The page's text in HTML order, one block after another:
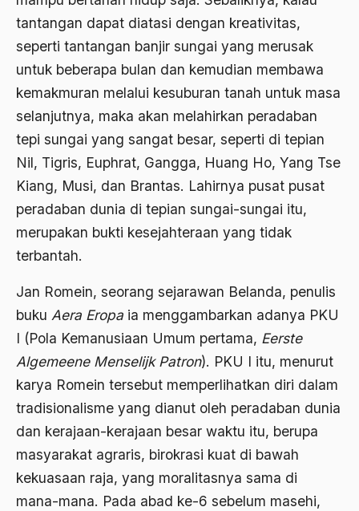
tantangan dapat diatasi dengan kreativitas,
seperti tantangan banjir sungai yang merusak
untuk beberapa bulan dan kemudian membawa
kemakmuran melalui kesuburan tanah untuk masa
selanjutnya, maka akan melahirkan peradaban
tepi sungai yang sangat besar, seperti di tepian
Nil, Tigris, Euphrat, Gangga, Huang Ho, Yang Tse
Kiang, Musi, dan Brantas. Lahirnya pusat­ pusat
peradaban dunia di tepian sungai-­sungai itu,
merupakan bukti kesejahteraan yang tidak
terbantah.
Jan Romein, seorang sejarawan Belanda, penulis
buku Aera Eropa ia menggambarkan adanya PKU
I (Pola Kemanusiaan Umum pertama, Eerste
Algemeene Menselijk Patron). PKU I itu, menurut
karya Romein tersebut memperlihatkan diri dalam
tradisionalisme yang dianut oleh peradaban dunia
dan kerajaan-kerajaan besar waktu itu, berupa
masyarakat agraris, birokrasi kuat di bawah
kekuasaan raja, yang moralitasnya sama di
mana­-mana. Pada abad ke­-6 sebelum masehi,
Agum Gumelar
Ahimsa
Ahli
ahli fikih
Ahli Ilmu Agama
Ahli waris
Ahlussunnah
Ahmad Benbella
Ahmad Daudy
Ahmad Dhani
Ahmad Hasan Rurbi
Ahmad Khomeini
Ahmad Syafi’i Ma’arif
Ahmad Tirtisudiro